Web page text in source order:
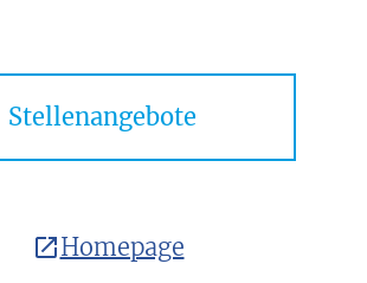
Stellenangebote
Homepage